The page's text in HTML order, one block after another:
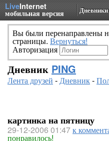
LiveInternet
мобильная версия Дневники
Вы были перенаправлены
страницы. Вернуться!
Авторизация
Дневник PING
Лента друзей -Дневник-
картинка на пятницу
29-12-2006 01:47к
понравилось!